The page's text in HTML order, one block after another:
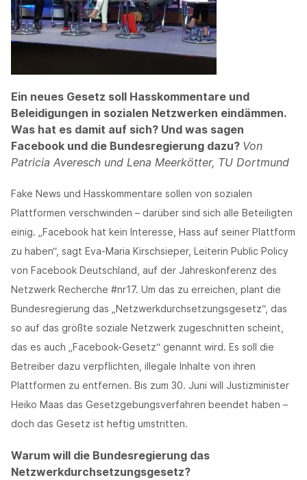
Ein neues Gesetz soll Hasskommentare und
Beleidigungen in sozialen Netzwerken eindämmen.
Was hat es damit auf sich? Und was sagen
Facebook und die Bundesregierung dazu? Von
Patricia Averesch und Lena Meerkötter, TU Dortmund
Fake News und Hasskommentare sollen von sozialen
Plattformen verschwinden – darüber sind sich alle Beteiligten
einig. „Facebook hat kein Interesse, Hass auf seiner Plattform
zu haben“, sagt Eva-Maria Kirschsieper, Leiterin Public Policy
von Facebook Deutschland, auf der Jahreskonferenz des
Netzwerk Recherche #nr17. Um das zu erreichen, plant die
Bundesregierung das „Netzwerkdurchsetzungsgesetz“, das
so auf das größte soziale Netzwerk zugeschnitten scheint,
das es auch „Facebook-Gesetz“ genannt wird. Es soll die
Betreiber dazu verpflichten, illegale Inhalte von ihren
Plattformen zu entfernen. Bis zum 30. Juni will Justizminister
Heiko Maas das Gesetzgebungsverfahren beendet haben –
doch das Gesetz ist heftig umstritten.
Warum will die Bundesregierung das
Netzwerkdurchsetzungsgesetz?